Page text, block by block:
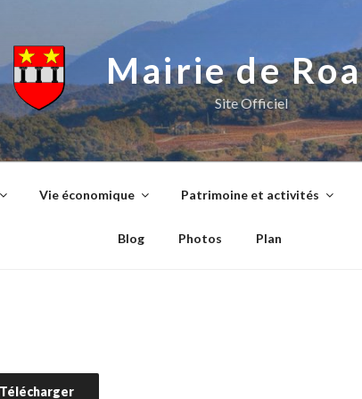
Mairie de
Site Officiel
Vie économique Patrimoine et activités
Blog Photos Plan
Télécharger